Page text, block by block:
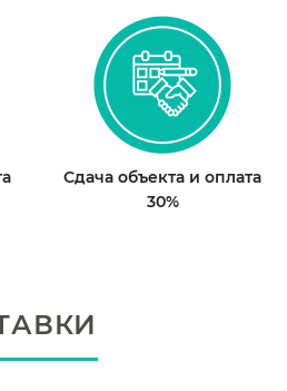
Сдача объекта и оплата
30%